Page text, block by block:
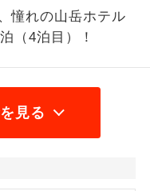
憧れの山岳ホテル
（4泊目）！
見る
ご参加いただけるコー
参加いただけるコースで